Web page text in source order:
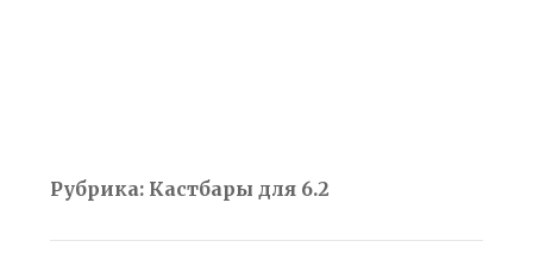
Рубрика: Кастбары для 6.2